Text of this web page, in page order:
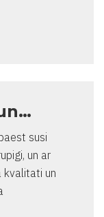
susi
un ar
kvalitati un